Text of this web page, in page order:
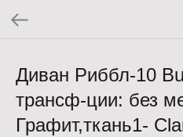
Диван Риббл-10
трансф-ции: без
Графит,ткань1-